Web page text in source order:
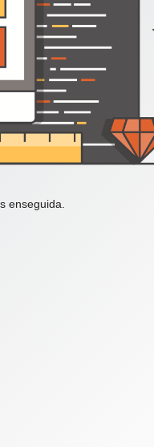
enseguida.